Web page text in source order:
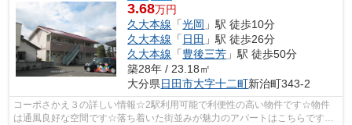
3.68万円
久大本線 「光岡 」駅 徒歩10分
久大本線 「 日田 」駅 徒歩26分
久大本線 「豊後三芳 」駅 徒歩50分
築28年 / 23.18㎡
大分県日田市大字十二町新治町343-2
コーポさかえ３の詳しい情報☆2駅利用可能で利便性の高い物件です☆物件
は通風良好な空間です☆落ち着いた街並みが魅力のアパートはこちらです☆